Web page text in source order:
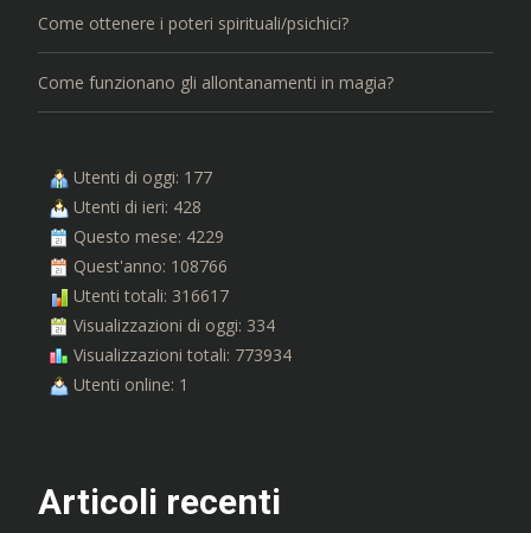
Come ottenere i poteri spirituali/psichici?
Come funzionano gli allontanamenti in magia?
Utenti di oggi: 177
Utenti di ieri: 428
Questo mese: 4229
Quest'anno: 108766
Utenti totali: 316617
Visualizzazioni di oggi: 334
Visualizzazioni totali: 773934
Utenti online: 1
Articoli recenti